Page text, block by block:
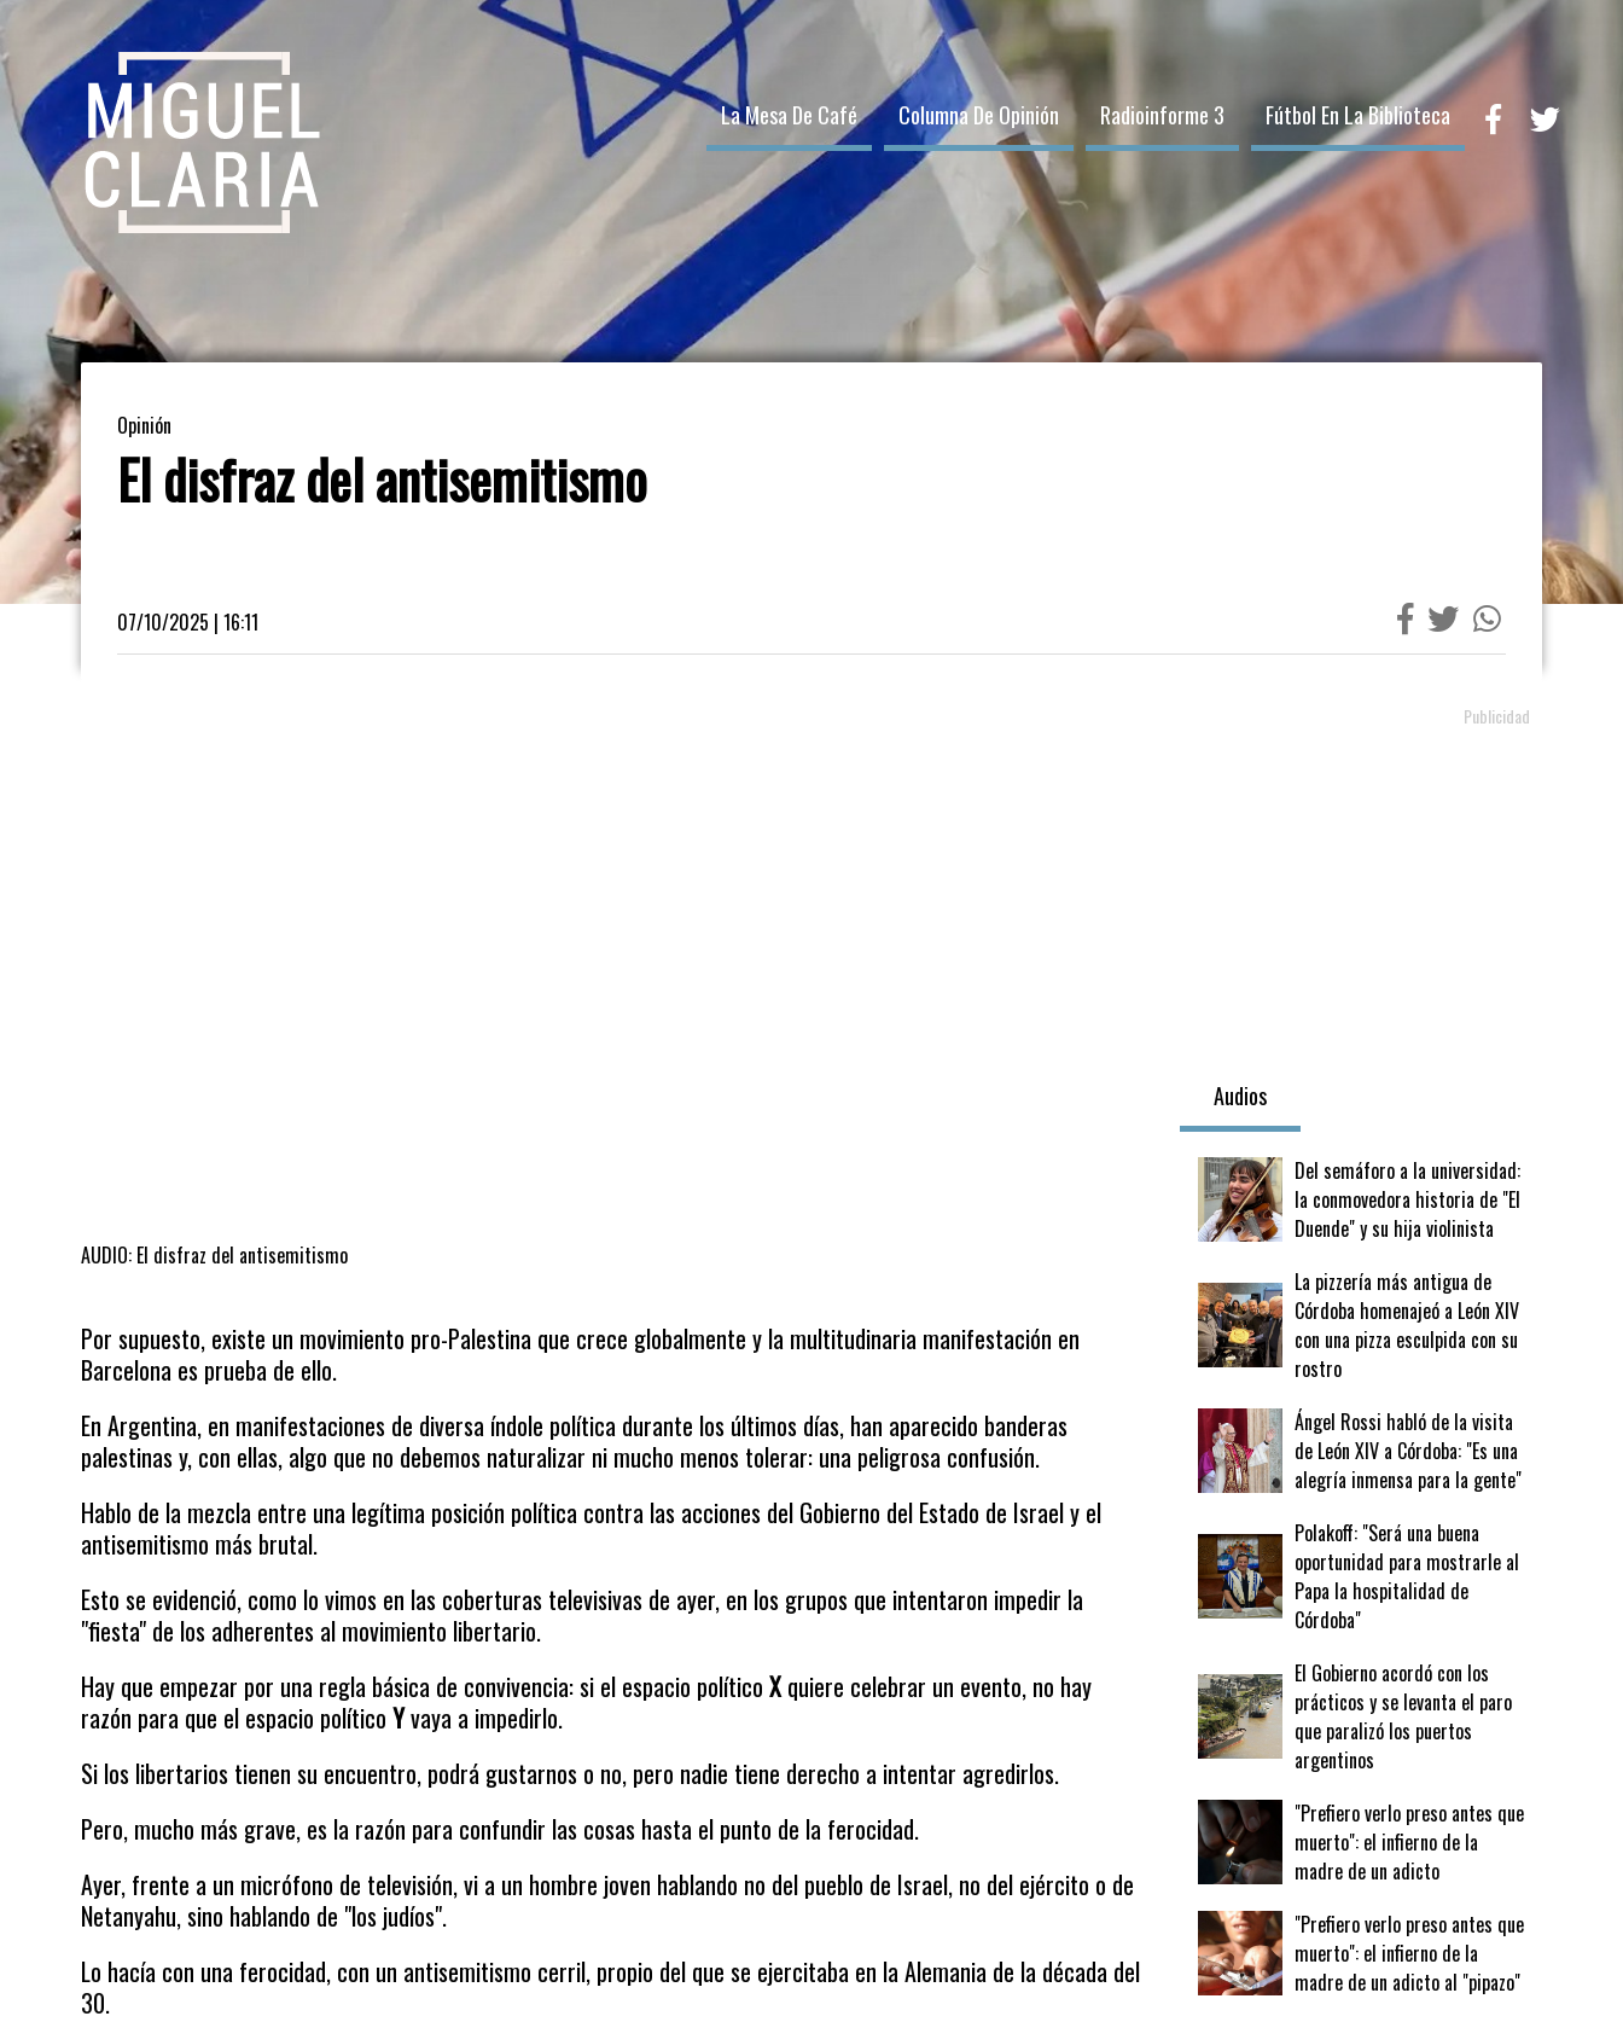
La Mesa De Café Columna De Opinión Radioinforme 3 Fútbol En La Biblioteca
Opinión
El disfraz del antisemitismo
07/10/2025 | 16:11
AUDIO: El disfraz del antisemitismo
Por supuesto, existe un movimiento pro-Palestina que crece globalmente y la multitudinaria manifestación en
Barcelona es prueba de ello.
En Argentina, en manifestaciones de diversa índole política durante los últimos días, han aparecido banderas
palestinas y, con ellas, algo que no debemos naturalizar ni mucho menos tolerar: una peligrosa confusión.
Hablo de la mezcla entre una legítima posición política contra las acciones del Gobierno del Estado de Israel y el
antisemitismo más brutal.
Esto se evidenció, como lo vimos en las coberturas televisivas de ayer, en los grupos que intentaron impedir la
"fiesta" de los adherentes al movimiento libertario.
Hay que empezar por una regla básica de convivencia: si el espacio políticoXquiere celebrar un evento, no hay
razón para que el espacio políticoYvaya a impedirlo.
Si los libertarios tienen su encuentro, podrá gustarnos o no, pero nadie tiene derecho a intentar agredirlos.
Pero, mucho más grave, es la razón para confundir las cosas hasta el punto de la ferocidad.
Ayer, frente a un micrófono de televisión, vi a un hombre joven hablando no del pueblo de Israel, no del ejército o de
Netanyahu, sino hablando de "los judíos".
Lo hacía con una ferocidad, con un antisemitismo cerril, propio del que se ejercitaba en la Alemania de la década del
30.
Audios
Del semáforo a la universidad:
la conmovedora historia de "El
Duende" y su hija violinista
La pizzería más antigua de
Córdoba homenajeó a León XIV
con una pizza esculpida con su
rostro
Ángel Rossi habló de la visita
de León XIV a Córdoba: "Es una
alegría inmensa para la gente"
Polakoff: "Será una buena
oportunidad para mostrarle al
Papa la hospitalidad de
Córdoba"
El Gobierno acordó con los
prácticos y se levanta el paro
que paralizó los puertos
argentinos
"Prefiero verlo preso antes que
muerto": el infierno de la
madre de un adicto
"Prefiero verlo preso antes que
muerto": el infierno de la
madre de un adicto al "pipazo"